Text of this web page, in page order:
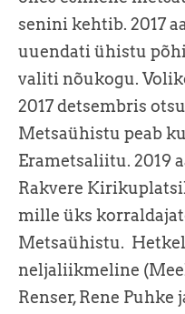
senini kehtib. 2017
uuendati ühistu
valiti nõukogu.
2017 detsembris
Metsaühistu peab
Erametsaliitu. 2019
Rakvere
mille üks
Metsaühistu.
neljaliikmeline
Renser, Rene Puhke